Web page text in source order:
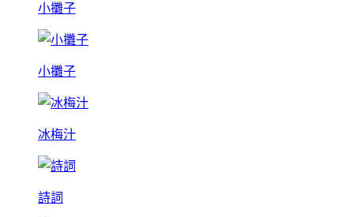
小攤子
小攤子
冰梅汁
詩詞